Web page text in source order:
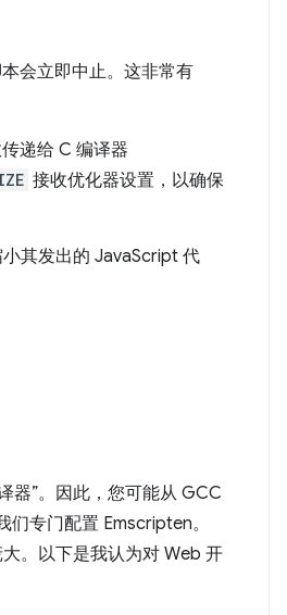
会立即中止。这非常有
递给 C 编译器
接收优化器设置，以确保
其发出的 JavaScript 代
器”。因此，您可能从 GCC
专门配置 Emscripten。
。以下是我认为对 Web 开